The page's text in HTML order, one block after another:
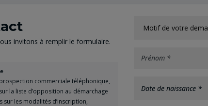
invitons à remplir le formulaire.
Date de naissance *
commerciale téléphonique,
la liste d’opposition au démarchage
les modalités d’inscription,